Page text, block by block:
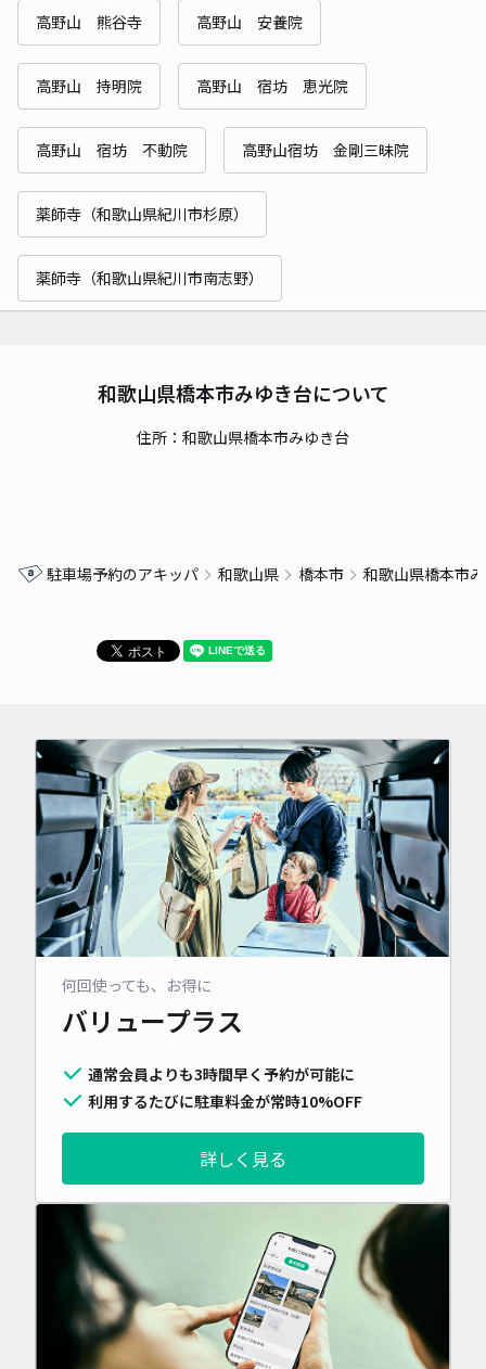
高野山 熊谷寺 高野山 安養院
高野山 持明院 高野山 宿坊 恵光院
高野山 宿坊 不動院 高野山宿坊 金剛三昧院
薬師寺（和歌山県紀川市杉原）
薬師寺（和歌山県紀川市南志野）
和歌山県橋本市みゆき台について
住所：和歌山県橋本市みゆき台
駐車場予約のアキッパ 和歌山県 橋本市 和歌山県橋本市
何回使っても、お得に
バリュープラス
通常会員よりも3時間早く予約が可能に
利用するたびに駐車料金が常時10%OFF
詳しく見る